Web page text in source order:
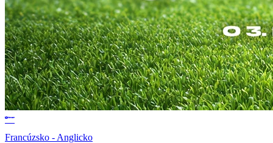
Francúzsko - Anglicko